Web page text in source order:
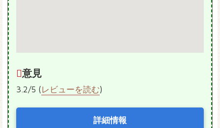
意見
3.2/5 (レビューを読む)
詳細情報